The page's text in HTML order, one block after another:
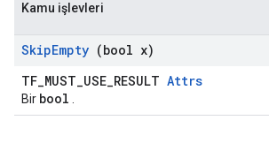
Kamu işlevleri
SkipEmpty (bool x)
TF_MUST_USE_RESULT Attrs
Bir bool